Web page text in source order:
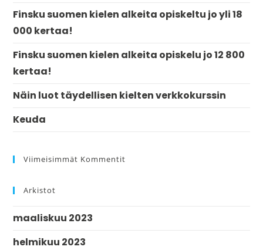
Finsku suomen kielen alkeita opiskeltu jo yli 18
000 kertaa!
Finsku suomen kielen alkeita opiskelu jo 12 800
kertaa!
Näin luot täydellisen kielten verkkokurssin
Keuda
Viimeisimmät Kommentit
Arkistot
maaliskuu 2023
helmikuu 2023